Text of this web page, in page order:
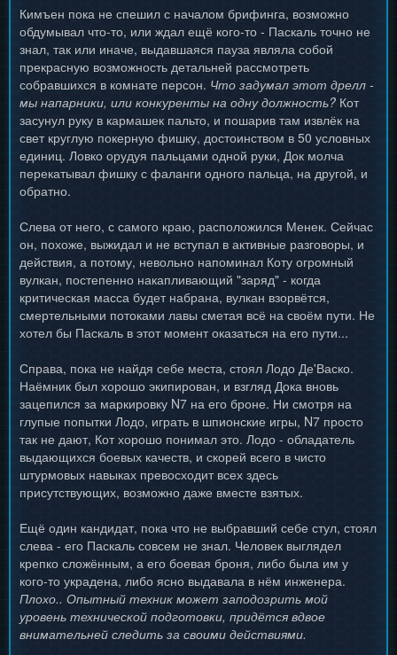
Кимъен пока не спешил с началом брифинга, возможно
обдумывал что-то, или ждал ещё кого-то - Паскаль точно не
знал, так или иначе, выдавшаяся пауза являла собой
прекрасную возможность детальней рассмотреть
собравшихся в комнате персон. Что задумал этот дрелл -
мы напарники, или конкуренты на одну должность? Кот
засунул руку в кармашек пальто, и пошарив там извлёк на
свет круглую покерную фишку, достоинством в 50 условных
единиц. Ловко орудуя пальцами одной руки, Док молча
перекатывал фишку с фаланги одного пальца, на другой, и
обратно.
Слева от него, с самого краю, расположился Менек. Сейчас
он, похоже, выжидал и не вступал в активные разговоры, и
действия, а потому, невольно напоминал Коту огромный
вулкан, постепенно накапливающий "заряд" - когда
критическая масса будет набрана, вулкан взорвётся,
смертельными потоками лавы сметая всё на своём пути. Не
хотел бы Паскаль в этот момент оказаться на его пути...
Справа, пока не найдя себе места, стоял Лодо Де'Васко.
Наёмник был хорошо экипирован, и взгляд Дока вновь
зацепился за маркировку N7 на его броне. Ни смотря на
глупые попытки Лодо, играть в шпионские игры, N7 просто
так не дают, Кот хорошо понимал это. Лодо - обладатель
выдающихся боевых качеств, и скорей всего в чисто
штурмовых навыках превосходит всех здесь
присутствующих, возможно даже вместе взятых.
Ещё один кандидат, пока что не выбравший себе стул, стоял
слева - его Паскаль совсем не знал. Человек выглядел
крепко сложённым, а его боевая броня, либо была им у
кого-то украдена, либо ясно выдавала в нём инженера.
Плохо.. Опытный техник может заподозрить мой
уровень технической подготовки, придётся вдвое
внимательней следить за своими действиями.